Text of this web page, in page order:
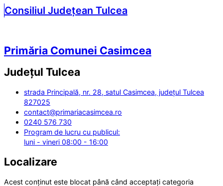
Consiliul Județean Tulcea
Primăria Comunei Casimcea
Județul Tulcea
strada Principală, nr. 28, satul Casimcea, județul Tulcea
827025
contact@primariacasimcea.ro
0240 576 730
Program de lucru cu publicul:
luni - vineri 08:00 - 16:00
Localizare
Acest conținut este blocat până când acceptați categoria